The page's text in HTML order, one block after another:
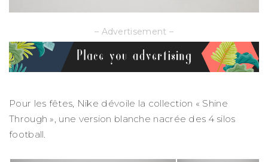
– Advertisement –
Pour les fêtes, Nike dévoile la collection « Shine
Through », une version blanche nacrée des 4 silos
football.